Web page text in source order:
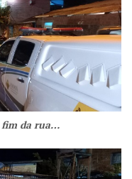
fim da rua…